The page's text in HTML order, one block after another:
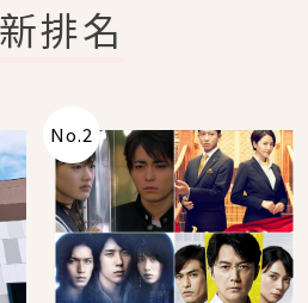
排名
No.2